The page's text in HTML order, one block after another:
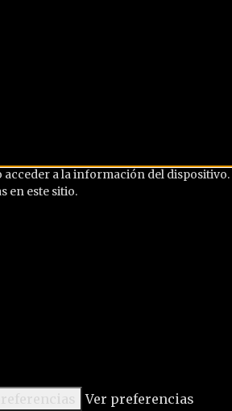
a la información del
en este sitio.
Ver preferencias